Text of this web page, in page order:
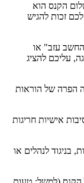
הקנס הוא
זכות להגיש
עזב" או
עליכם להציג
הפרה של הוראות
אישיות חריגות
בניגוד לנהלים או